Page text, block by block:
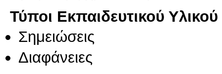
Τύποι Εκπαιδευτικού Υλικού
Σημειώσεις
Διαφάνειες